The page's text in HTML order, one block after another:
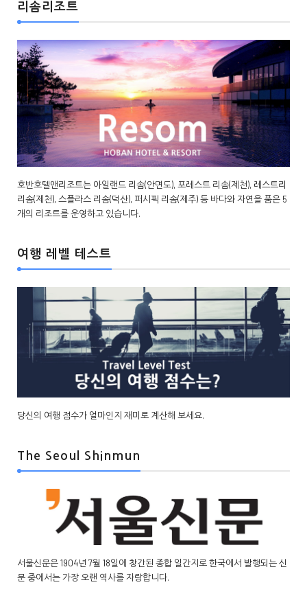
리솜리조트
호반호텔앤리조트는 아일랜드 리솜(안면도), 포레스트 리솜(제천), 레스트리
리솜(제천), 스플라스 리솜(덕산), 퍼시픽 리솜(제주) 등 바다와 자연을 품은 5
개의 리조트를 운영하고 있습니다.
여행 레벨 테스트
당신의 여행 점수가 얼마인지 재미로 계산해 보세요.
The Seoul Shinmun
서울신문은 1904년 7월 18일에 창간된 종합 일간지로 한국에서 발행되는 신
문 중에서는 가장 오랜 역사를 자랑합니다.